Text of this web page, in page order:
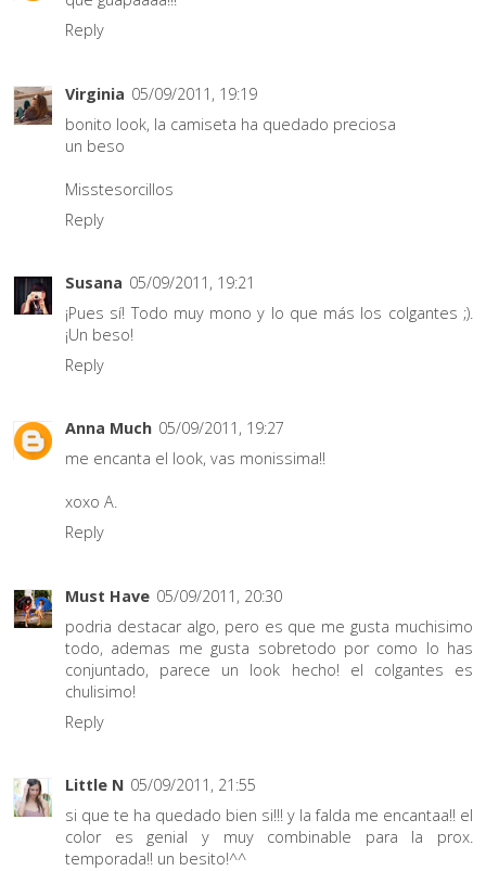
Reply
Virginia 05/09/2011, 19:19
bonito look, la camiseta ha quedado preciosa
un beso
Misstesorcillos
Reply
Susana 05/09/2011, 19:21
¡Pues sí! Todo muy mono y lo que más los colgantes ;).
¡Un beso!
Reply
Anna Much 05/09/2011, 19:27
me encanta el look, vas monissima!!
xoxo A.
Reply
Must Have 05/09/2011, 20:30
podria destacar algo, pero es que me gusta muchisimo
todo, ademas me gusta sobretodo por como lo has
conjuntado, parece un look hecho! el colgantes es
chulisimo!
Reply
Little N 05/09/2011, 21:55
si que te ha quedado bien si!!! y la falda me encantaa!! el
color es genial y muy combinable para la prox.
temporada!! un besito!^^